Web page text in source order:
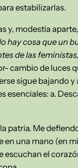
estabilizarlas.
y, modestia
hay cosa que un
de las
cambio de luces
sigue bajando y
esenciales: a.
patria. Me
una mano (en
escuchan el